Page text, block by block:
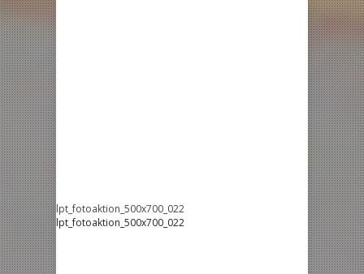
lpt_fotoaktion_500x700_022
lpt_fotoaktion_500x700_022